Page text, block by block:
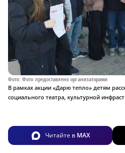
Фото: Фото предоставлено организаторами
В рамках акции «Дарю тепло» детям
социального театра, культурной
Читайте в MAX